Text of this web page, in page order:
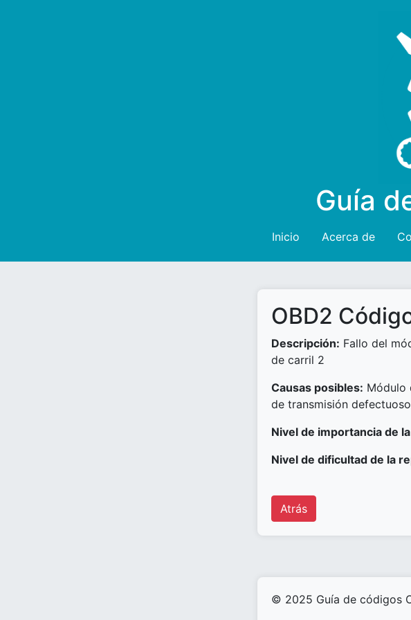
Guía
Inicio Acerca de
OBD2
Descripción: Fallo del
de carril 2
Causas posibles: Módulo
de transmisión defectuoso
Nivel de importancia de
Nivel de dificultad de la
Atrás
© 2025 Guía de códigos